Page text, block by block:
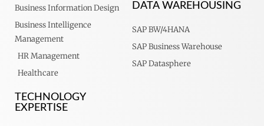
Business Information Design
Business Intelligence
Management
HR Management
Healthcare
TECHNOLOGY
EXPERTISE
DATA WAREHOUSING
SAP BW/4HANA
SAP Business Warehouse
SAP Datasphere